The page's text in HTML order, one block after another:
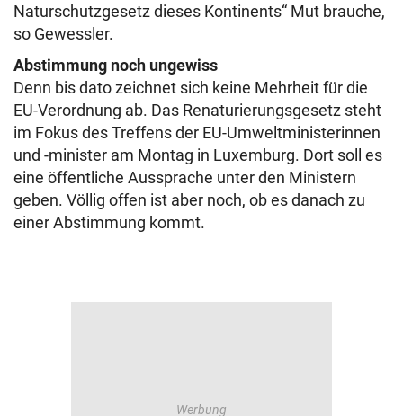
Naturschutzgesetz dieses Kontinents“ Mut brauche,
so Gewessler.
Abstimmung noch ungewiss
Denn bis dato zeichnet sich keine Mehrheit für die
EU-Verordnung ab. Das Renaturierungsgesetz steht
im Fokus des Treffens der EU-Umweltministerinnen
und -minister am Montag in Luxemburg. Dort soll es
eine öffentliche Aussprache unter den Ministern
geben. Völlig offen ist aber noch, ob es danach zu
einer Abstimmung kommt.